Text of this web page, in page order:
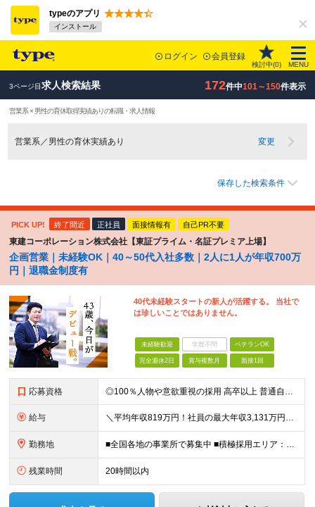
typeのアプリ
インストール
ログイン 会員登録
検討中(0) MENU
3ページ目求人検索結果 172件中101～150件表示
営業系 × 男性の育休取得実績ありの転職・求人情報
営業系／男性の育休実績あり 変更
保存した検索条件
PICK UP! 終了間近 正社員 面接情報有 自己PR不要
東建コーポレーション株式会社【東証プライム・名証プレミア上場】
企画営業｜未経験OK｜40～50代入社多数｜2人に1人が年収700万
円｜退職金制度有
40代未経験スタートの新人が活躍する。 当社で
は珍しいことではありません。
未経験歓迎 学歴不問 ベテランOK
完全週休2日 賞与複数月 面接1回
応募資格 ◎100％人物や意欲重視の採用 高卒以上 普通自動車第一種運転免許取得者（AT限定可） ★職歴は全く問いません！ 前向きにコツコツと向き合える方であれば結果がついてくるお仕事です。 現職・無職、正社
給与 ＼平均年収819万円！社員の最大年収3,131万円／ ＼2人に1人が年収700万円以上／ ＼5人に1人が年収1,000万円以上！／ 固定給だけで、年収524万円も可能！ インセンティブだけでなく固定給
勤務地 ■全国各地の事業所で募集中 ■積極採用エリア：東京・神奈川・埼玉・千葉・愛知 ※希望の勤務地で働ける！通勤可能な事業所を選定していきます ※地元に戻って働きたいUターン希望者も歓迎します！ ※社用車を
残業時間 20時間以内